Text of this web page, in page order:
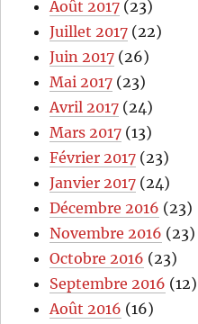
Août 2017 (23)
Juillet 2017 (22)
Juin 2017 (26)
Mai 2017 (23)
Avril 2017 (24)
Mars 2017 (13)
Février 2017 (23)
Janvier 2017 (24)
Décembre 2016 (23)
Novembre 2016 (23)
Octobre 2016 (23)
Septembre 2016 (12)
Août 2016 (16)